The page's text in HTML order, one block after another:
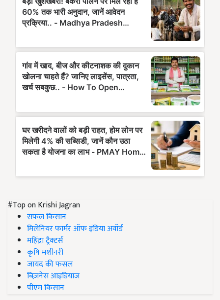
#Top on Krishi Jagran
सफल किसान
मिलेनियर फार्मर ऑफ इंडिया अवॉर्ड
महिंद्रा ट्रैक्टर्स
कृषि मशीनरी
जायद की फसल
बिज़नेस आइडियाज
पीएम किसान